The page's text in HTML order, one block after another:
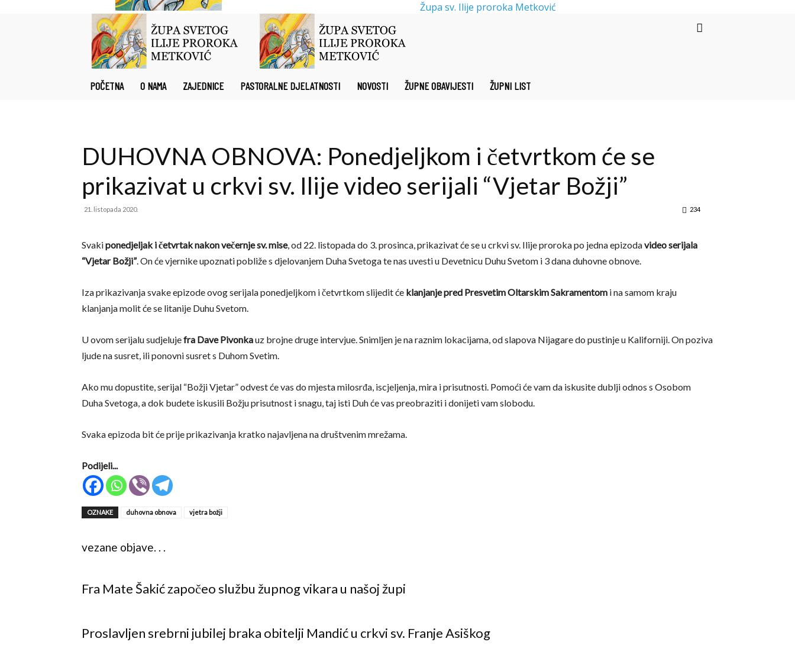
Župa sv. Ilije proroka Metković
POČETNA O NAMA ZAJEDNICE PASTORALNE DJELATNOSTI NOVOSTI ŽUPNE OBAVIJESTI ŽUPNI LIST
DUHOVNA OBNOVA: Ponedjeljkom i četvrtkom će se
prikazivat u crkvi sv. Ilije video serijali “Vjetar Božji”
21. listopada 2020. 234
Svakiponedjeljak i četvrtak nakon večernje sv. mise, od 22. listopada do 3. prosinca, prikazivat će se u crkvi sv. Ilije proroka po jedna epizodavideo serijala
“Vjetar Božji”. On će vjernike upoznati pobliže s djelovanjem Duha Svetoga te nas uvesti u Devetnicu Duhu Svetom i 3 dana duhovne obnove.
Iza prikazivanja svake epizode ovog serijala ponedjeljkom i četvrtkom slijedit će klanjanje pred Presvetim Oltarskim Sakramentom i na samom kraju
klanjanja molit će se litanije Duhu Svetom.
U ovom serijalu sudjelujefra Dave Pivonkauz brojne druge intervjue. Snimljen je na raznim lokacijama, od slapova Nijagare do pustinje u Kaliforniji. On poziva
ljude na susret, ili ponovni susret s Duhom Svetim.
Ako mu dopustite, serijal “Božji Vjetar” odvest će vas do mjesta milosrđa, iscjeljenja, mira i prisutnosti. Pomoći će vam da iskusite dublji odnos s Osobom
Duha Svetoga, a dok budete iskusili Božju prisutnost i snagu, taj isti Duh će vas preobraziti i donijeti vam slobodu.
Svaka epizoda bit će prije prikazivanja kratko najavljena na društvenim mrežama.
Podijeli...
OZNAKE duhovna obnova vjetra božji
vezane objave. . .
Fra Mate Šakić započeo službu župnog vikara u našoj župi
Proslavljen srebrni jubilej braka obitelji Mandić u crkvi sv. Franje Asiškog